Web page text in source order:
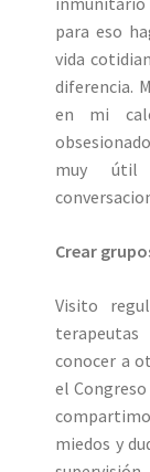
para eso
vida
diferencia.
en mi
muy útil
Crear
Visito
conocer a
el
miedos y